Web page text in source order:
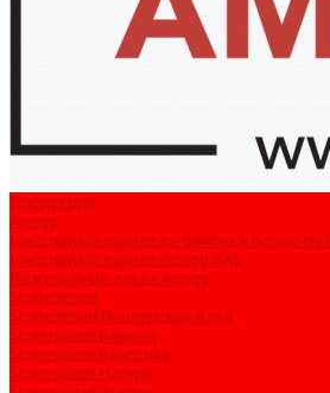
Продукция
Amigo
Массивный паркет из бамбука Amigo Hi-
Массивный паркет Amigo XXL
Инженерная доска Amigo
StoneWood
StoneWood Венгерская ёлка
Stonewood Камень
Stonewood Классика
Stonewood Натура